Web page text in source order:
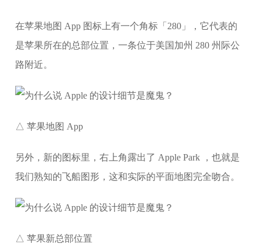
在苹果地图 App 图标上有一个角标「280」，它代表的
是苹果所在的总部位置，一条位于美国加州 280 州际公
路附近。
△ 苹果地图 App
另外，新的图标里，右上角露出了 Apple Park ，也就是
我们熟知的飞船图形，这和实际的平面地图完全吻合。
△ 苹果新总部位置